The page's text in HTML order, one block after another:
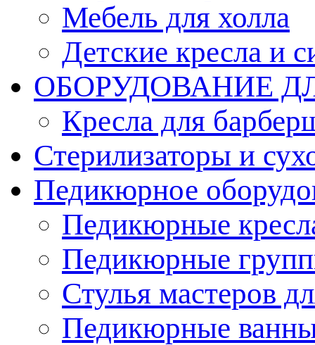
Мебель для холла
Детские кресла и
ОБОРУДОВАНИЕ
Кресла для
Стерилизаторы и
Педикюрное
Педикюрные
Педикюрные
Стулья мастеров
Педикюрные